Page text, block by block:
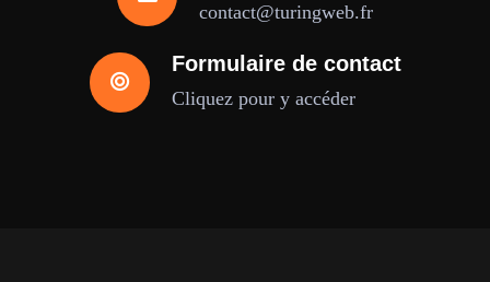
contact@turingweb.fr
Formulaire de contact
Cliquez pour y accéder